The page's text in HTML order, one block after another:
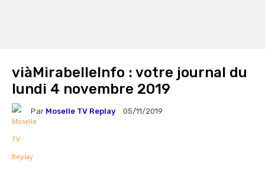
viàMirabelleInfo : votre journal du
lundi 4 novembre 2019
Par Moselle TV Replay 05/11/2019